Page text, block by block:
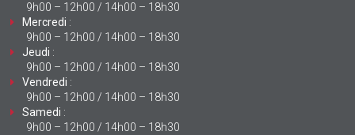
9h00 – 12h00 / 14h00 – 18h30
Mercredi :
9h00 – 12h00 / 14h00 – 18h30
Jeudi :
9h00 – 12h00 / 14h00 – 18h30
Vendredi :
9h00 – 12h00 / 14h00 – 18h30
Samedi :
9h00 – 12h00 / 14h00 – 18h30